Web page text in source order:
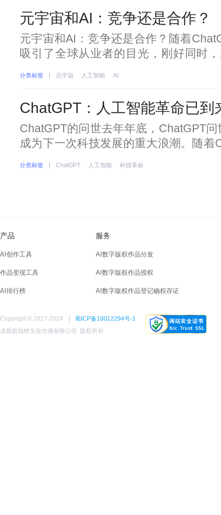
是一种基于人工智能的语言生成模
元宇宙和AI：竞争还是合作？
元宇宙和AI：竞争还是合作？随着
吸引了全球从业者的目光，刚好同时
了外界的质疑声，“字节裁员，腾讯撤
XR集体后撤：不再盲目迷信硬件掘金
分类标签 元宇宙 人工智能 AI
ChatGPT：人工智能革命已到
ChatGPT的问世去年年底，ChatGPT
成为下一次科技发展的重大浪潮。随
谈马占凯是一个资深的互联网人，他
分类标签 ChatGPT 人工智能 科技革命
产品
AI创作工具
作品变现工具
AI排行榜
服务
AI数字版权作品分发
AI数字版权作品授权
AI数字版权作品登记确权存证
Copyright © 2017-2024
蜀ICP备18012294号-1
成都新知榜文化传播有限公司
版权所有